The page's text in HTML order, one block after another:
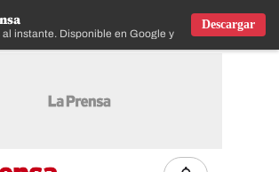
al instante. Disponible en Google y IOS
Descargar